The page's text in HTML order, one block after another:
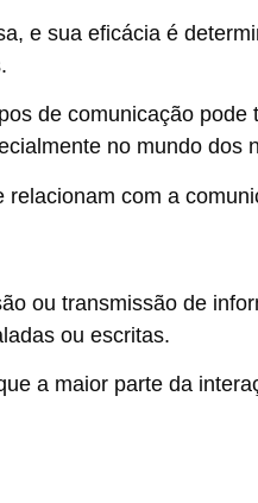
e sua eficácia é
de comunicação pode
no mundo dos
com a
ou transmissão de
ou escritas.
a maior parte da